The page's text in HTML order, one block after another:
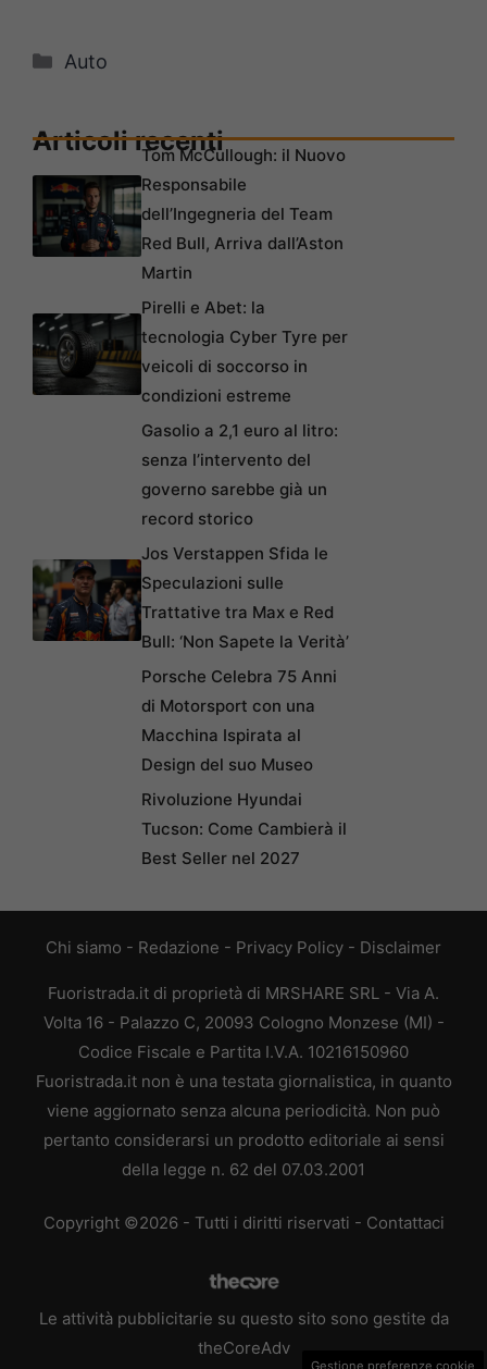
Categorie
Auto
Articoli recentiTom McCullough: il Nuovo
Responsabile
dell’Ingegneria del Team
Red Bull, Arriva dall’Aston
Martin
Pirelli e Abet: la
tecnologia Cyber Tyre per
veicoli di soccorso in
condizioni estreme
Gasolio a 2,1 euro al litro:
senza l’intervento del
governo sarebbe già un
record storico
Jos Verstappen Sfida le
Speculazioni sulle
Trattative tra Max e Red
Bull: ‘Non Sapete la Verità’
Porsche Celebra 75 Anni
di Motorsport con una
Macchina Ispirata al
Design del suo Museo
Rivoluzione Hyundai
Tucson: Come Cambierà il
Best Seller nel 2027
Chi siamo - Redazione - Privacy Policy - Disclaimer
Fuoristrada.it di proprietà di MRSHARE SRL - Via A.
Volta 16 - Palazzo C, 20093 Cologno Monzese (MI) -
Codice Fiscale e Partita I.V.A. 10216150960
Fuoristrada.it non è una testata giornalistica, in quanto
viene aggiornato senza alcuna periodicità. Non può
pertanto considerarsi un prodotto editoriale ai sensi
della legge n. 62 del 07.03.2001
Copyright ©2026 - Tutti i diritti riservati - Contattaci
Le attività pubblicitarie su questo sito sono gestite da
theCoreAdv
Gestione preferenze cookie